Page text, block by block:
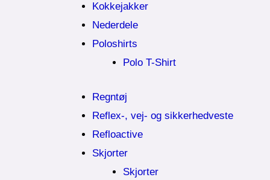
Kokkejakker
Nederdele
Poloshirts
Polo T-Shirt
Regntøj
Reflex-, vej- og sikkerhedveste
Refloactive
Skjorter
Skjorter